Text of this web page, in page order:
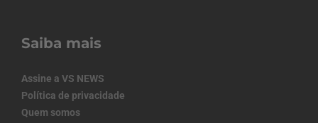
Saiba mais
Assine a VS NEWS
Política de privacidade
Quem somos